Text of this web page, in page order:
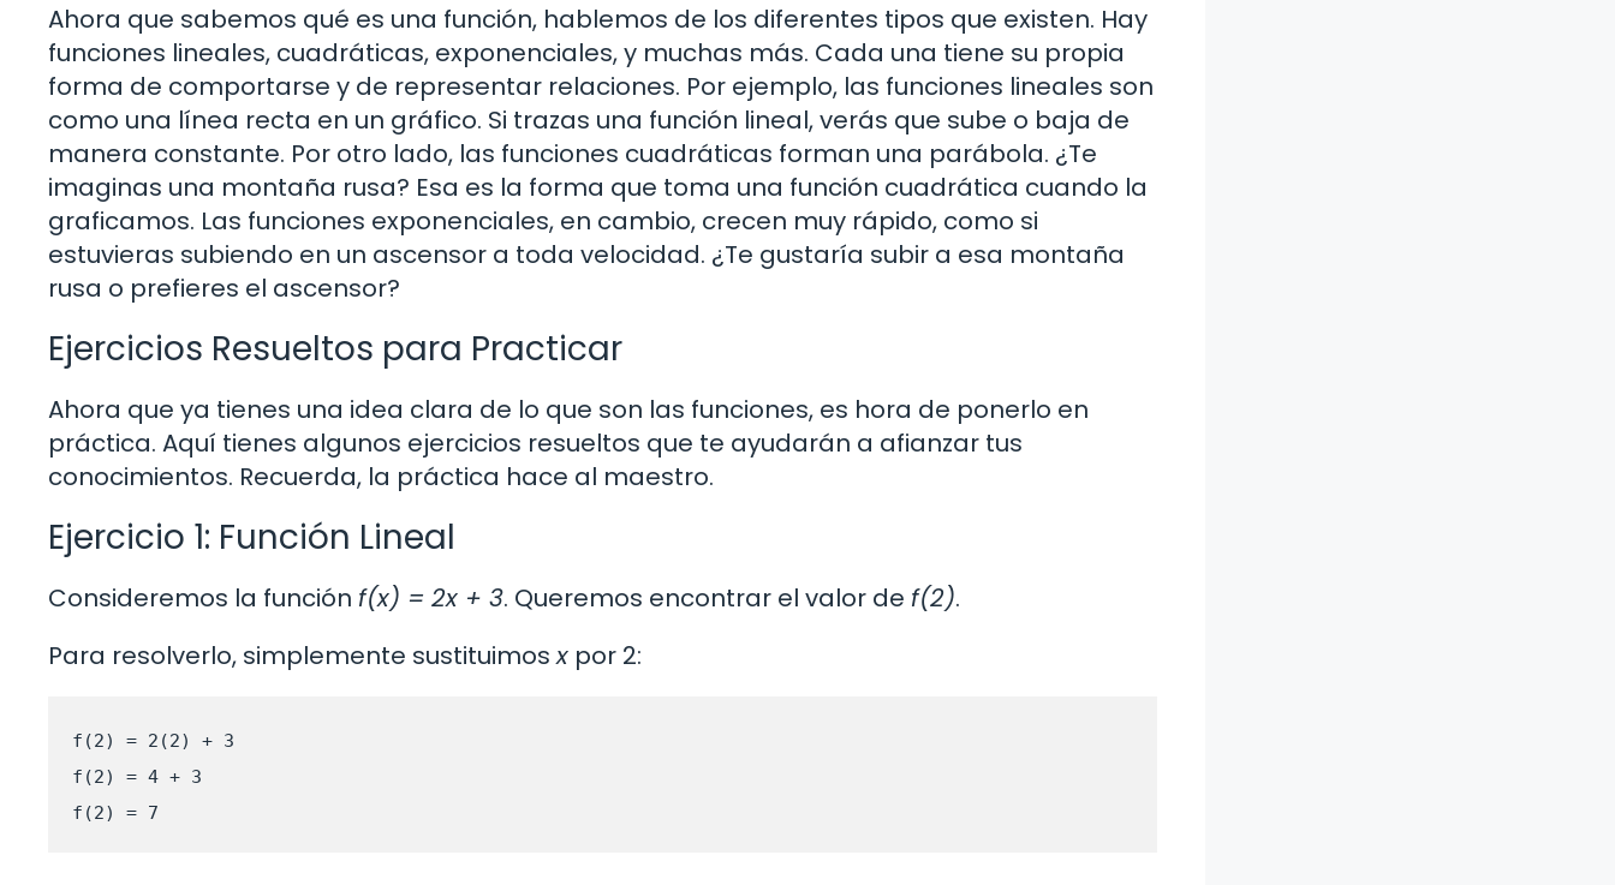
Ahora que sabemos qué es una función, hablemos de los diferentes tipos que existen. Hay
funciones lineales, cuadráticas, exponenciales, y muchas más. Cada una tiene su propia
forma de comportarse y de representar relaciones. Por ejemplo, las funciones lineales son
como una línea recta en un gráfico. Si trazas una función lineal, verás que sube o baja de
manera constante. Por otro lado, las funciones cuadráticas forman una parábola. ¿Te
imaginas una montaña rusa? Esa es la forma que toma una función cuadrática cuando la
graficamos. Las funciones exponenciales, en cambio, crecen muy rápido, como si
estuvieras subiendo en un ascensor a toda velocidad. ¿Te gustaría subir a esa montaña
rusa o prefieres el ascensor?
Ejercicios Resueltos para Practicar
Ahora que ya tienes una idea clara de lo que son las funciones, es hora de ponerlo en
práctica. Aquí tienes algunos ejercicios resueltos que te ayudarán a afianzar tus
conocimientos. Recuerda, la práctica hace al maestro.
Ejercicio 1: Función Lineal
Consideremos la función f(x) = 2x + 3. Queremos encontrar el valor de f(2).
Para resolverlo, simplemente sustituimosx por 2:
f(2) = 2(2) + 3
f(2) = 4 + 3
f(2) = 7